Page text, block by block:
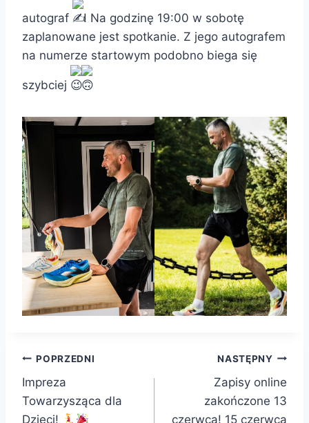
autograf
! Na godzinę 19:00 w sobotę
zaplanowane jest spotkanie. Z jego autografem
na numerze startowym podobno biega się
szybciej
Nawigacja
wpisu
POPRZEDNI
Impreza
Towarzysząca dla
Dzieci!
NASTĘPNY
Zapisy online
zakończone 13
czerwca! 15 czerwca